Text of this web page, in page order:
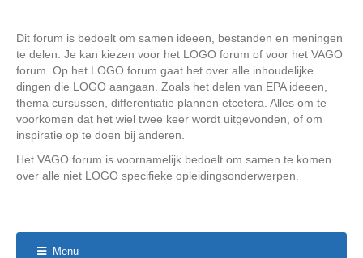
Dit forum is bedoelt om samen ideeen, bestanden en meningen
te delen. Je kan kiezen voor het LOGO forum of voor het VAGO
forum. Op het LOGO forum gaat het over alle inhoudelijke
dingen die LOGO aangaan. Zoals het delen van EPA ideeen,
thema cursussen, differentiatie plannen etcetera. Alles om te
voorkomen dat het wiel twee keer wordt uitgevonden, of om
inspiratie op te doen bij anderen.
Het VAGO forum is voornamelijk bedoelt om samen te komen
over alle niet LOGO specifieke opleidingsonderwerpen.
Menu